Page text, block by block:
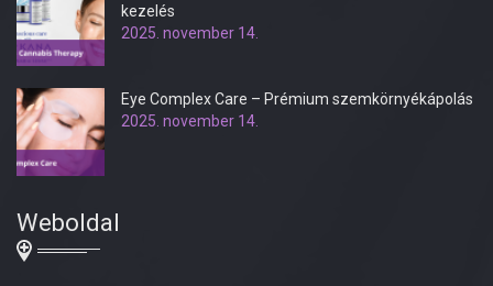
kezelés
2025. november 14.
Eye Complex Care – Prémium szemkörnyékápolás
2025. november 14.
Weboldal